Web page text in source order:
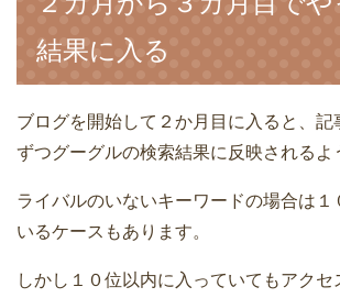
結果に入る
ブログを開始して２か月目に入ると、記
ずつグーグルの検索結果に反映されるよ
ライバルのいないキーワードの場合は１
いるケースもあります。
しかし１０位以内に入っていてもアクセ